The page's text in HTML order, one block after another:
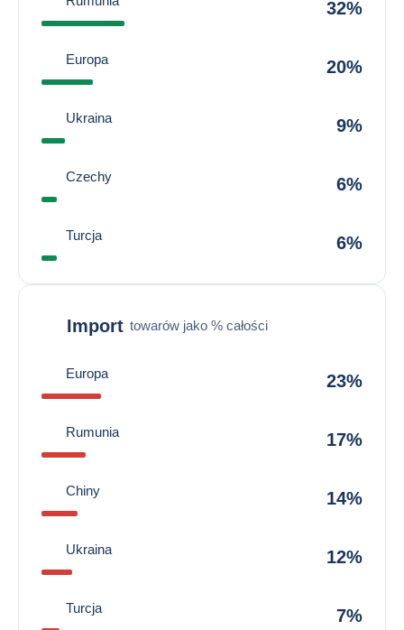
32%
Europa 20%
Ukraina 9%
Czechy 6%
Turcja 6%
Import towarów jako % całości
Europa 23%
Rumunia 17%
Chiny 14%
Ukraina 12%
Turcja 7%